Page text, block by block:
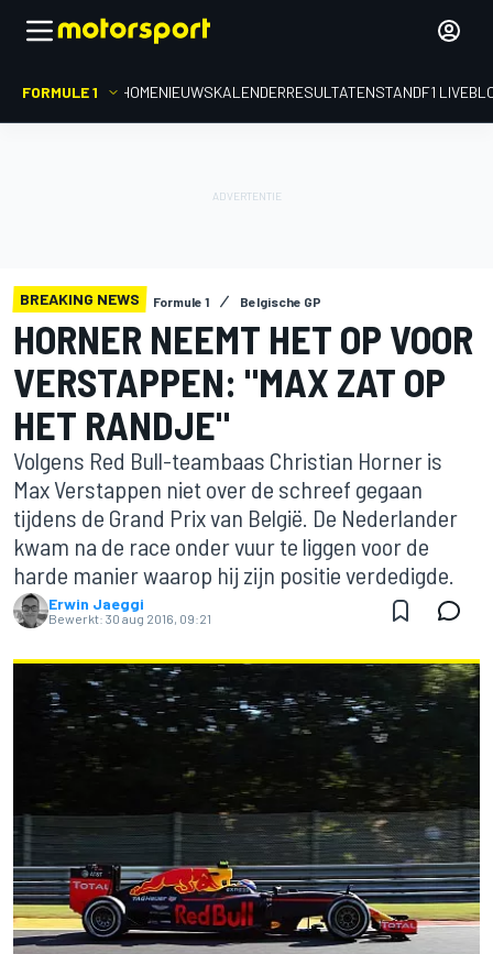
FORMULE 1 HOMENIEUWSKALENDERRESULTATENSTANDF1
BREAKING NEWS Formule 1 Belgische GP
HORNER NEEMT HET OP VOOR
VERSTAPPEN: "MAX ZAT OP
HET RANDJE"
Volgens Red Bull-teambaas Christian Horner is
Max Verstappen niet over de schreef gegaan
tijdens de Grand Prix van België. De Nederlander
kwam na de race onder vuur te liggen voor de
harde manier waarop hij zijn positie verdedigde.
Erwin Jaeggi
Bewerkt: 30 aug 2016, 09:21